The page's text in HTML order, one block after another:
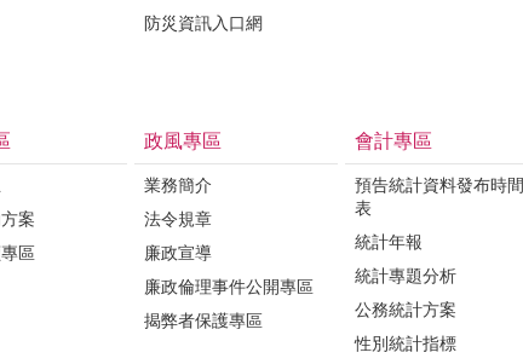
防災資訊入口網
案
區
政風專區
業務簡介
法令規章
廉政宣導
廉政倫理事件公開專區
揭弊者保護專區
會計專區
預告統計資料發布時間
表
統計年報
統計專題分析
公務統計方案
性別統計指標